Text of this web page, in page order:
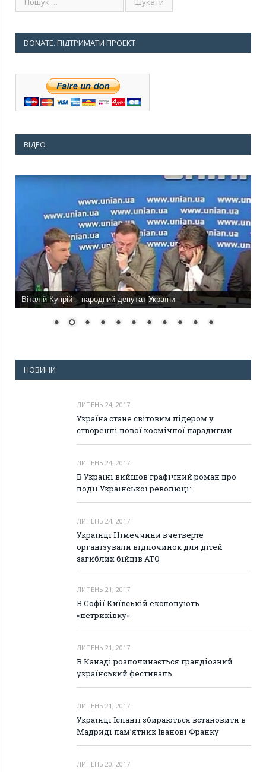
DONATE. ПІДТРИМАТИ ПРОЕКТ
ВІДЕО
Віталій Купрій – народний депутат України
НОВИНИ
ЛИПЕНЬ 24, 2017
Україна стане світовим лідером у
створенні нової космічної парадигми
ЛИПЕНЬ 24, 2017
В Україні вийшов графічний роман про
події Української революції
ЛИПЕНЬ 24, 2017
Українці Німеччини вчетверте
організували відпочинок для дітей
загиблих бійців АТО
ЛИПЕНЬ 21, 2017
В Софії Київській експонують
«петриківку»
ЛИПЕНЬ 21, 2017
В Канаді розпочинається грандіозний
український фестиваль
ЛИПЕНЬ 21, 2017
Українці Іспанії збираються встановити в
Мадриді пам’ятник Іванові Франку
ЛИПЕНЬ 20, 2017